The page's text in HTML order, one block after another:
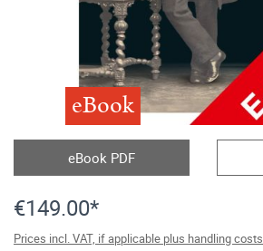
eBook
eBook PDF
€149.00*
Prices incl. VAT, if applicable plus handling costs